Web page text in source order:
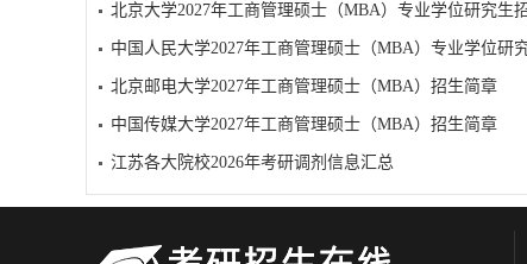
北京大学2027年工商管理硕士（MBA）专业学位研究生
中国人民大学2027年工商管理硕士（MBA）专业学位研
北京邮电大学2027年工商管理硕士（MBA）招生简章
中国传媒大学2027年工商管理硕士（MBA）招生简章
江苏各大院校2026年考研调剂信息汇总